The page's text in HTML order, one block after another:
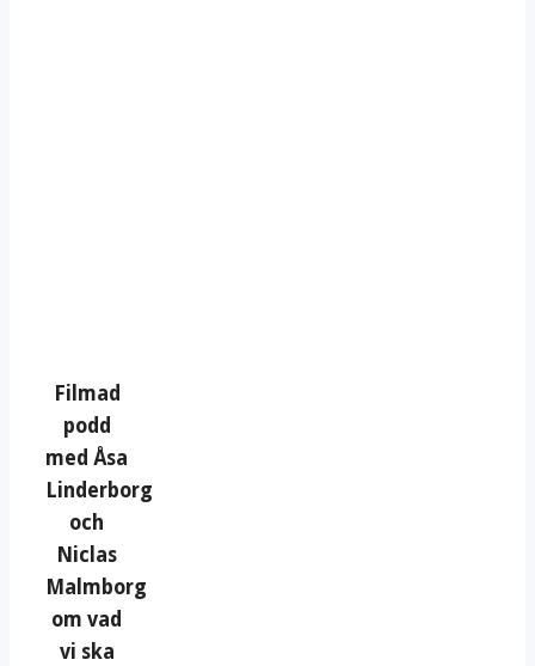
Filmad
podd
med Åsa
Linderborg
och
Niclas
Malmborg
om vad
vi ska